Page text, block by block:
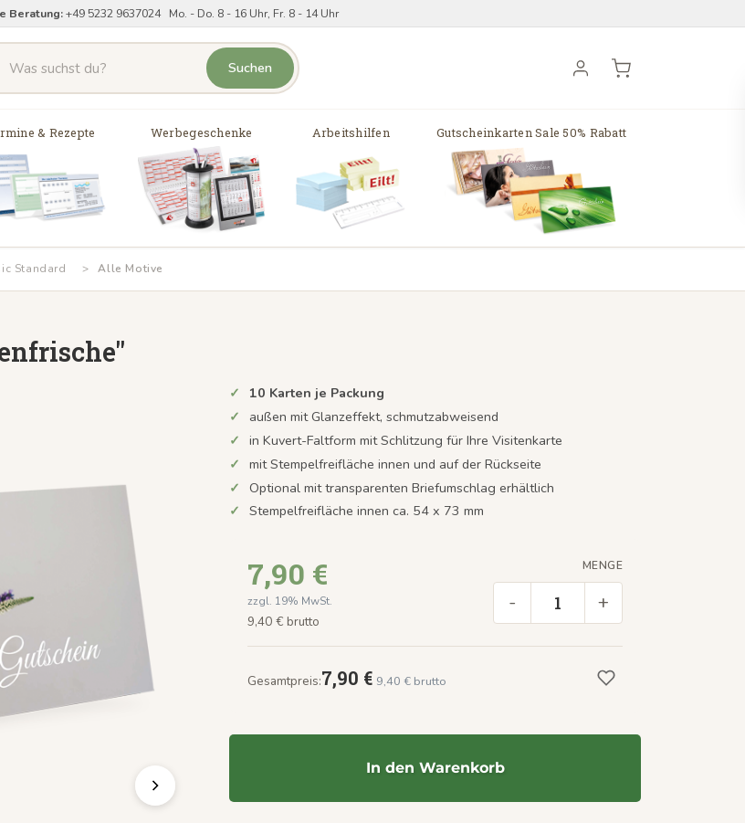
Beratung:+49 5232 9637024 Mo. - Do. 8 - 16 Uhr, Fr. 8 - 14 Uhr
Suchen
& Rezepte Werbegeschenke Arbeitshilfen Gutscheinkarten Sale 50% Rabatt
Standard Alle Motive
10 Karten je Packung
außen mit Glanzeffekt, schmutzabweisend
in Kuvert-Faltform mit Schlitzung für Ihre Visitenkarte
mit Stempelfreifläche innen und auf der Rückseite
Optional mit transparenten Briefumschlag erhältlich
Stempelfreifläche innen ca. 54 x 73 mm
7,90 €
zzgl. 19% MwSt.
9,40 € brutto
MENGE
- +
Gesamtpreis:7,90 € 9,40 € brutto
In den Warenkorb